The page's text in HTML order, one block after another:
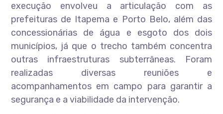
execução envolveu a articulação com as
prefeituras de Itapema e Porto Belo, além das
concessionárias de água e esgoto dos dois
municípios, já que o trecho também concentra
outras infraestruturas subterrâneas. Foram
realizadas diversas reuniões e
acompanhamentos em campo para garantir a
segurança e a viabilidade da intervenção.